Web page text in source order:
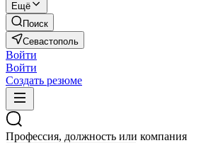
Ещё
Поиск
Севастополь
Войти
Войти
Создать резюме
Профессия, должность или компания